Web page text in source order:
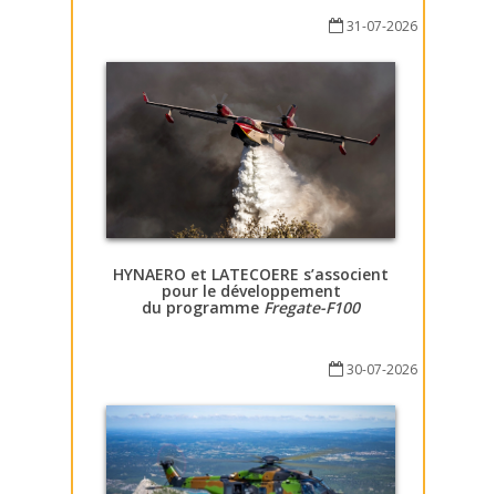
31-07-2026
HYNAERO et LATECOERE s’associent
pour le développement
du programme Fregate-F100
30-07-2026